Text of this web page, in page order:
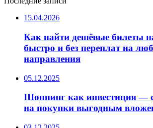
15.04.2026
Как найти дешёвые билеты
быстро и без переплат на
направления
05.12.2025
Шоппинг как инвестиция —
на покупки выгодным